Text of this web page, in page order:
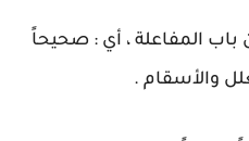
المفاعلة ، أي : صحيحاً
والأسقام .